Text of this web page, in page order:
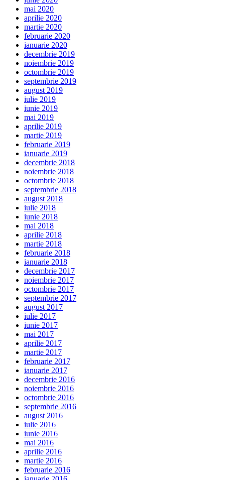
mai 2020
aprilie 2020
martie 2020
februarie 2020
ianuarie 2020
decembrie 2019
noiembrie 2019
octombrie 2019
septembrie 2019
august 2019
iulie 2019
iunie 2019
mai 2019
aprilie 2019
martie 2019
februarie 2019
ianuarie 2019
decembrie 2018
noiembrie 2018
octombrie 2018
septembrie 2018
august 2018
iulie 2018
iunie 2018
mai 2018
aprilie 2018
martie 2018
februarie 2018
ianuarie 2018
decembrie 2017
noiembrie 2017
octombrie 2017
septembrie 2017
august 2017
iulie 2017
iunie 2017
mai 2017
aprilie 2017
martie 2017
februarie 2017
ianuarie 2017
decembrie 2016
noiembrie 2016
octombrie 2016
septembrie 2016
august 2016
iulie 2016
iunie 2016
mai 2016
aprilie 2016
martie 2016
februarie 2016